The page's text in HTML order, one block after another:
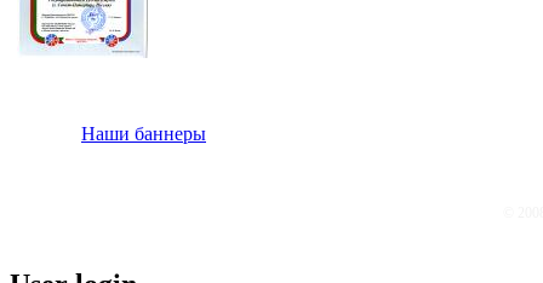
Наши баннеры